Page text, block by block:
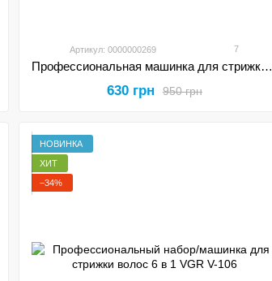
Артикул: 0000000269 7
Профессиональная машинка для стрижки волос триммер VGR V-291 с насадками
950 грн
630 грн
НОВИНКА
ХИТ
−34%